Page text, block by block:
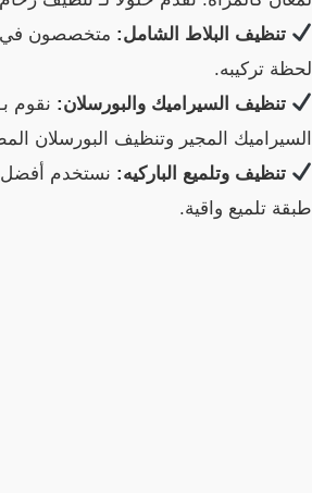
تنظيف البلاط الشامل: متخصصون في
لحظة تركيبه.
تنظيف السيراميك والبورسلان: نقوم
السيراميك المجير وتنظيف البورسلان
تنظيف وتلميع الباركيه: نستخدم أفضل
طبقة تلميع واقية.